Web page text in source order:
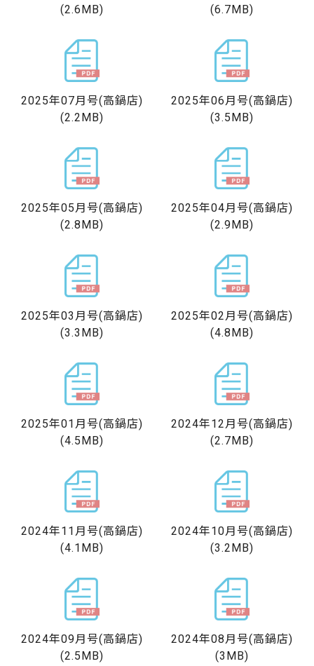
(2.6MB)
(6.7MB)
2025年07月号(高鍋店)
(2.2MB)
2025年06月号(高鍋店)
(3.5MB)
2025年05月号(高鍋店)
(2.8MB)
2025年04月号(高鍋店)
(2.9MB)
2025年03月号(高鍋店)
(3.3MB)
2025年02月号(高鍋店)
(4.8MB)
2025年01月号(高鍋店)
(4.5MB)
2024年12月号(高鍋店)
(2.7MB)
2024年11月号(高鍋店)
(4.1MB)
2024年10月号(高鍋店)
(3.2MB)
2024年09月号(高鍋店)
(2.5MB)
2024年08月号(高鍋店)
(3MB)